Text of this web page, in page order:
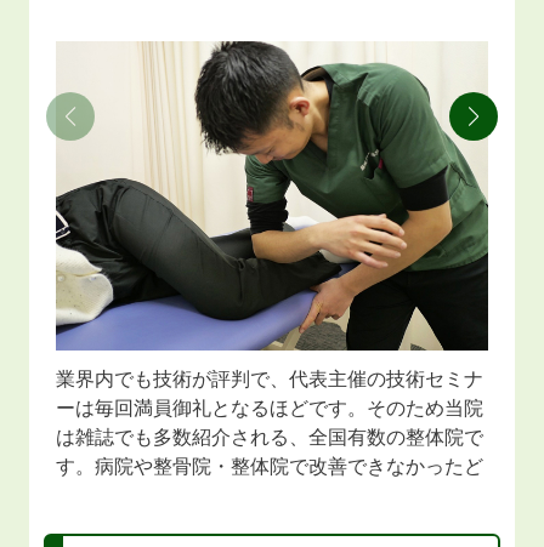
業界内でも技術が評判で、代表主催の技術セミナ
ーは毎回満員御礼となるほどです。そのため当院
は雑誌でも多数紹介される、全国有数の整体院で
す。病院や整骨院・整体院で改善できなかったど